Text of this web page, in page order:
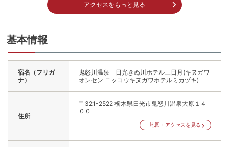
アクセスをもっと見る
基本情報
宿名（フリガ
ナ）
鬼怒川温泉 日光きぬ川ホテル三日月(キヌガワ
オンセン ニッコウキヌガワホテルミカヅキ)
住所
〒321-2522 栃木県日光市鬼怒川温泉大原１４
００
地図・アクセスを見る